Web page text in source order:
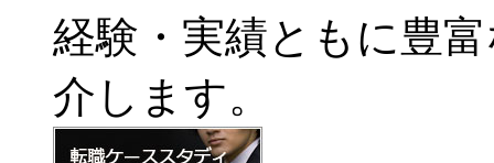
経験・実績ともに豊
介します。